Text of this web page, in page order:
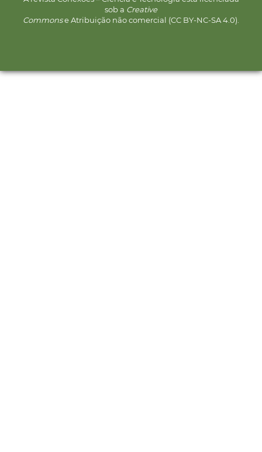
sob a Creative
Commonse Atribuição não comercial (CC BY-NC-SA 4.0).